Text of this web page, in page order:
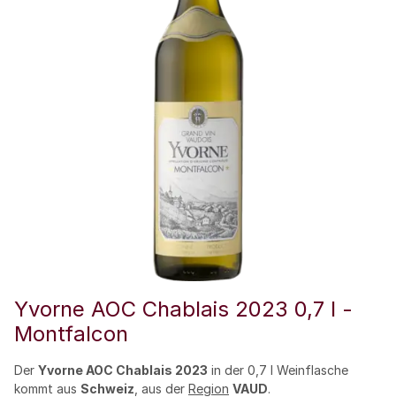
Yvorne AOC Chablais 2023 0,7 l -
Montfalcon
Der Yvorne AOC Chablais 2023 in der 0,7 l Weinflasche
kommt aus Schweiz , aus der Region VAUD.